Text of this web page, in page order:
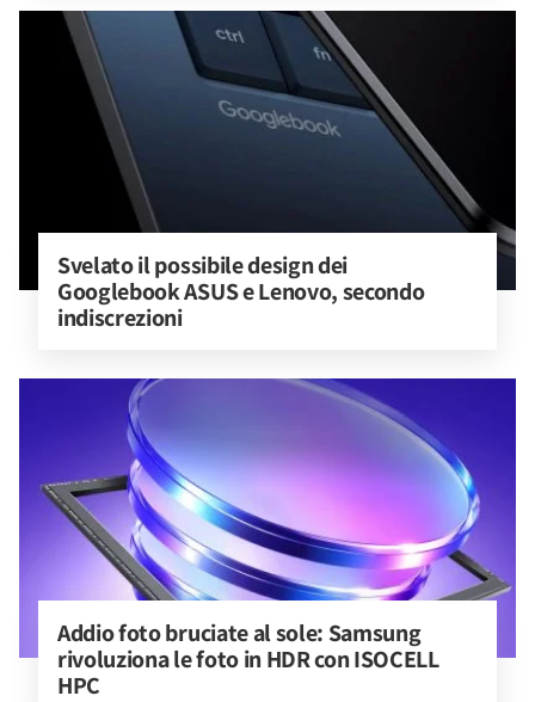
Svelato il possibile design dei
Googlebook ASUS e Lenovo, secondo
indiscrezioni
Addio foto bruciate al sole: Samsung
rivoluziona le foto in HDR con ISOCELL
HPC